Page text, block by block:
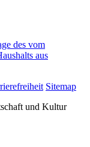
des vom
aus
Sitemap
und Kultur